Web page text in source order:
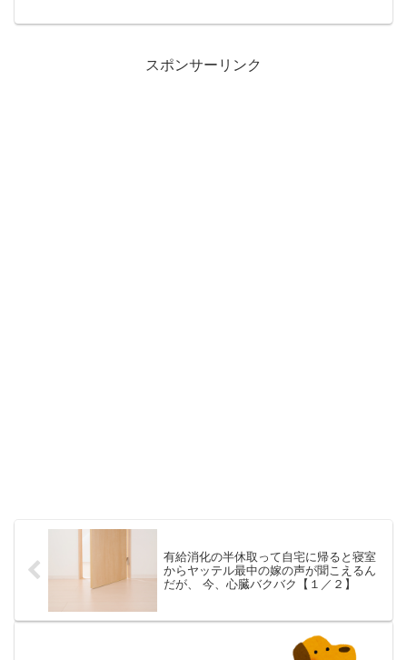
スポンサーリンク
有給消化の半休取って自宅に帰ると寝室
からヤッテル最中の嫁の声が聞こえるん
だが、 今、心臓バクバク【１／２】